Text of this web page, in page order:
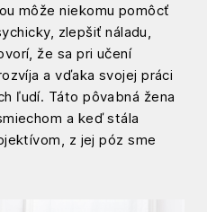
môže niekomu pomôcť
zlepšiť náladu,
že sa pri učení
a vďaka svojej práci
ľudí. Táto pôvabná žena
a keď stála
z jej póz sme